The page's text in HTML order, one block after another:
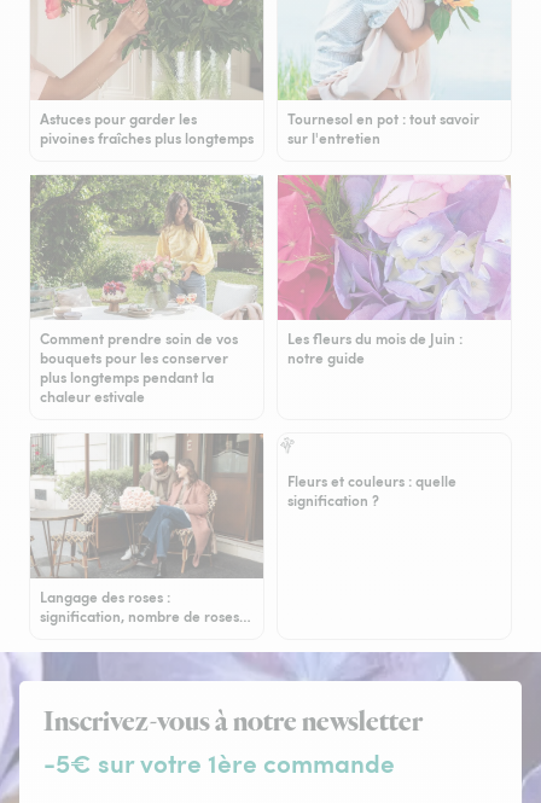
Astuces pour garder les
pivoines fraîches plus longtemps
Tournesol en pot : tout savoir
sur l'entretien
Comment prendre soin de vos
bouquets pour les conserver
plus longtemps pendant la
chaleur estivale
Les fleurs du mois de Juin :
notre guide
Langage des roses :
signification, nombre de roses…
Fleurs et couleurs : quelle
signification ?
Inscrivez-vous à notre newsletter
-5€ sur votre 1ère commande